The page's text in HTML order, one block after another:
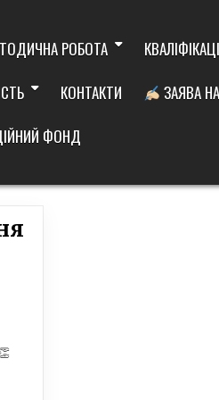
РОБОТА
КОНТАКТИ
ЗАЯВА
ФОНД